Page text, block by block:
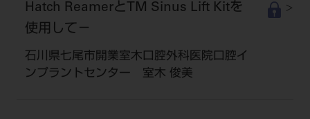
Hatch ReamerとTM Sinus Lift Kitを
使用して－
石川県七尾市開業室木口腔外科医院口腔イ
ンプラントセンター 室木 俊美